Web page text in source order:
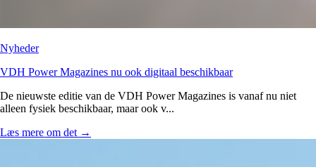
Nyheder
VDH Power Magazines nu ook digitaal beschikbaar
De nieuwste editie van de VDH Power Magazines is vanaf nu niet
alleen fysiek beschikbaar, maar ook v...
Læs mere om det →